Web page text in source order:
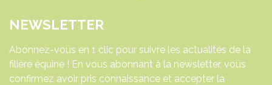
NEWSLETTER
Abonnez-vous en 1 clic pour suivre les actualités de la
filière équine ! En vous abonnant à la newsletter, vous
confirmez avoir pris connaissance et accepter la